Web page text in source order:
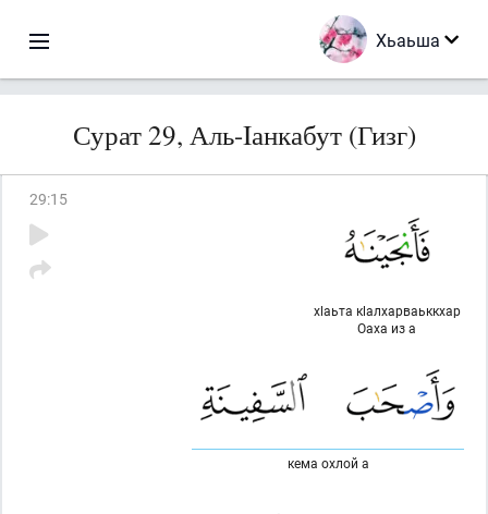
Хьаьша
Сурат 29, Аль-Iанкабут (Гизг)
29:15
хlаьта кlалхарваьккхар
Оаха из а
кема охлой а